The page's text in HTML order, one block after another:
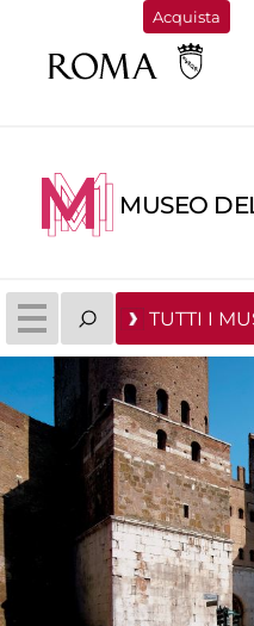
Acquista
MUSEO
TUTTI I